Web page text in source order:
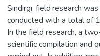
Sındırgı, field research
conducted with a total of
In the field research, a
scientific compilation and